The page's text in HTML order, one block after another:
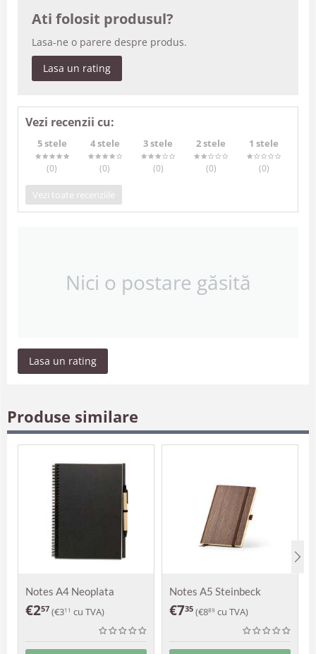
Ati folosit produsul?
Lasa-ne o parere despre produs.
Lasa un rating
Vezi recenzii cu:
5 stele
(0)
4 stele
(0)
3 stele
(0)
2 stele
(0)
1 stele
(0)
Vezi toate recenziile
Nici o postare găsită
Lasa un rating
Produse similare
Notes A4 Neoplata
€257 (€311 cu TVA)
Notes A5 Steinbeck
€735 (€889 cu TVA)